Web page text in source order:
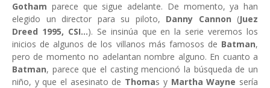
Gotham parece que sigue adelante. De momento, ya han
elegido un director para su piloto, Danny Cannon (Juez
Dreed 1995, CSI...). Se insinúa que en la serie veremos los
inicios de algunos de los villanos más famosos de Batman,
pero de momento no adelantan nombre alguno. En cuanto a
Batman, parece que el casting mencionó la búsqueda de un
niño, y que el asesinato de Thomas y Martha Wayne sería